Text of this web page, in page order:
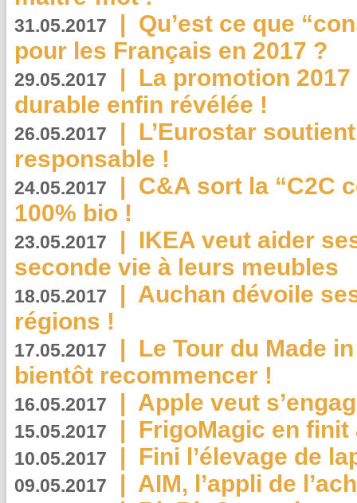
31.05.2017 | Qu’est ce que
pour les Français en 2017 ?
29.05.2017 | La promotion
durable enfin révélée !
26.05.2017 | L’Eurostar
responsable !
24.05.2017 | C&A sort la “C2C
100% bio !
23.05.2017 | IKEA veut aider
seconde vie à leurs meubles
18.05.2017 | Auchan dévoile
régions !
17.05.2017 | Le Tour du Made
bientôt recommencer !
16.05.2017 | Apple veut
15.05.2017 | FrigoMagic en
10.05.2017 | Fini l’élevage de
09.05.2017 | AIM, l’appli de